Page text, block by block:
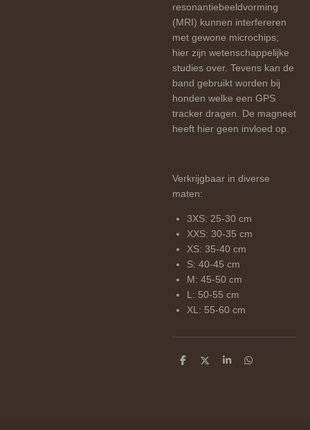
resonantiebeeldvorming
(MRI) kunnen interfereren
met gewone microchips;
hier zijn wetenschappelijke
studies over. Tevens kan de
band gebruikt worden bij
honden welke een GPS
tracker dragen. De magneet
heeft hier geen invloed op.
Verkrijgbaar in diverse
maten:
3XS: 25-30 cm
XXS: 30-35 cm
XS: 35-40 cm
S: 40-45 cm
M: 45-50 cm
L: 50-55 cm
XL: 55-60 cm
D
D
S
D